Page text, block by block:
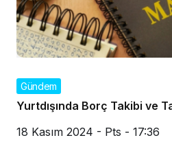
Gündem
Yurtdışında Borç Takibi ve
18 Kasım 2024 - Pts - 17:36